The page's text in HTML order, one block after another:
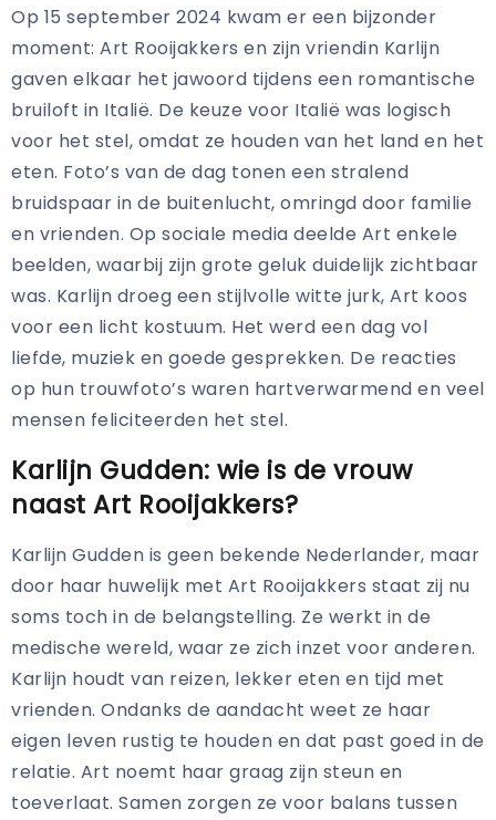
Op 15 september 2024 kwam er een bijzonder
moment: Art Rooijakkers en zijn vriendin Karlijn
gaven elkaar het jawoord tijdens een romantische
bruiloft in Italië. De keuze voor Italië was logisch
voor het stel, omdat ze houden van het land en het
eten. Foto’s van de dag tonen een stralend
bruidspaar in de buitenlucht, omringd door familie
en vrienden. Op sociale media deelde Art enkele
beelden, waarbij zijn grote geluk duidelijk zichtbaar
was. Karlijn droeg een stijlvolle witte jurk, Art koos
voor een licht kostuum. Het werd een dag vol
liefde, muziek en goede gesprekken. De reacties
op hun trouwfoto’s waren hartverwarmend en veel
mensen feliciteerden het stel.
Karlijn Gudden: wie is de vrouw
naast Art Rooijakkers?
Karlijn Gudden is geen bekende Nederlander, maar
door haar huwelijk met Art Rooijakkers staat zij nu
soms toch in de belangstelling. Ze werkt in de
medische wereld, waar ze zich inzet voor anderen.
Karlijn houdt van reizen, lekker eten en tijd met
vrienden. Ondanks de aandacht weet ze haar
eigen leven rustig te houden en dat past goed in de
relatie. Art noemt haar graag zijn steun en
toeverlaat. Samen zorgen ze voor balans tussen